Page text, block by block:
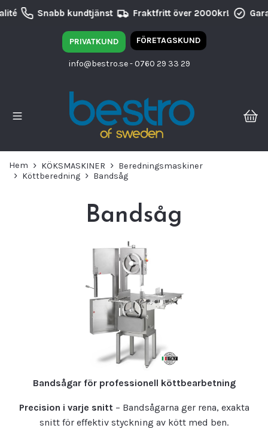
Snabb kundtjänst Fraktfritt över 2000kr!
PRIVATKUND FÖRETAGSKUND
info@bestro.se- 0760 29 33 29
Hem KÖKSMASKINER
Beredningsmaskiner
Köttberedning
Bandsåg
Bandsåg
Bandsågar för professionell köttbearbetning
Precision i varje snitt – Bandsågarna ger rena, exakta
snitt för effektiv styckning av kött med ben.